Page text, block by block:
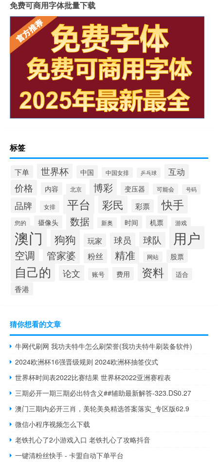
免费可商用字体批量下载
标签
下单 世界杯 中国 中国女排 乒乓球 互动
价格 内容 北京 博彩 变压器 可能会 号码
品牌 女排 平台 彩民 彩票 快手
您的 摄像头 数据 新奥 时间 机票 游戏
澳门 狗狗 玩家 球员 球队 用户
空调 管家婆 粉丝 精准 网站 股票
自己的 论文 账号 费用 资料 适合
香港
猜你想看的文章
牛网代刷网 我功夫特牛怎么刷荣誉(我功夫特牛刷装备软件)
2024欧洲杯16强晋级规则 2024欧洲杯抽签仪式
世界杯时间表2022比赛结果 世界杯2022亚洲赛程表
三期必开一期三期必出特含义##辅助最新解答-323.DS0.27
澳门三期内必开三肖，美轮美奂精选答案落实_专区版62.9
微信小程序视频怎么下载
老铁扎心了2小游戏入口 老铁扎心了攻略抖音
一键清粉丝快手 - 卡盟自动下单平台